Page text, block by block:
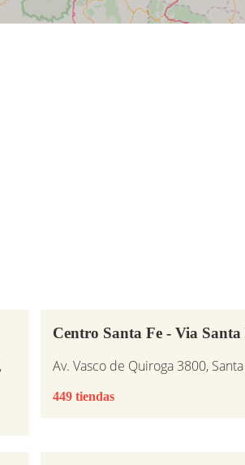
Centro Santa Fe - Via Santa
Av. Vasco de Quiroga 3800,
449 tiendas